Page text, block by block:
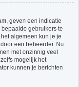
geven een indicatie
gebruikers te
algemeen kun je je
een beheerder. Nu
met onzinnig veel
mogelijk het
kunnen je berichten